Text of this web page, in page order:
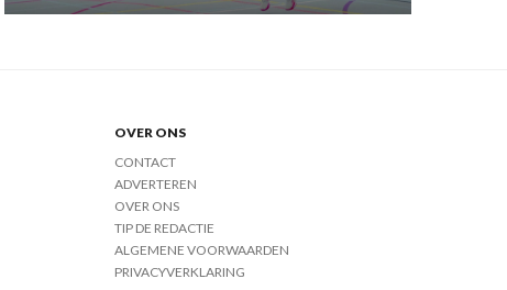
OVER ONS
CONTACT
ADVERTEREN
OVER ONS
TIP DE REDACTIE
ALGEMENE VOORWAARDEN
PRIVACYVERKLARING